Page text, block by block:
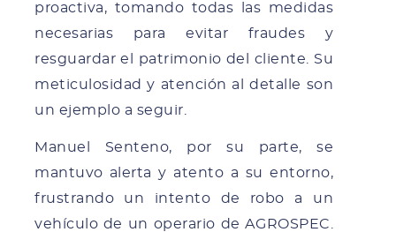
proactiva, tomando todas las medidas
necesarias para evitar fraudes y
resguardar el patrimonio del cliente. Su
meticulosidad y atención al detalle son
un ejemplo a seguir.
Manuel Senteno, por su parte, se
mantuvo alerta y atento a su entorno,
frustrando un intento de robo a un
vehículo de un operario de AGROSPEC.